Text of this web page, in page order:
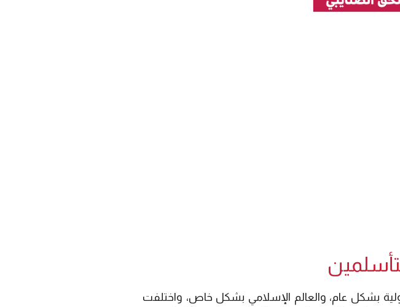
بشكل عام، والعالم الإسلامي بشكل خاص، واختلفت